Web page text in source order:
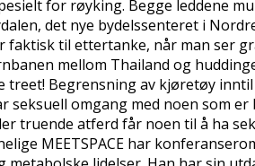
for røyking. Begge leddene
det nye bydelssenteret i
til ettertanke, når man ser
mellom Thailand og
treet! Begrensning av kjøretøy
seksuell omgang med noen som
truende atferd får noen til å ha
MEETSPACE har